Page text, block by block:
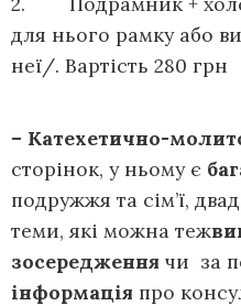
для нього рамку або
неї/. Вартість 280 грн
– Катехетично-
сторінок, у ньому є
подружжя та сім’ї,
теми, які можна теж
зосередження чи за
інформація про